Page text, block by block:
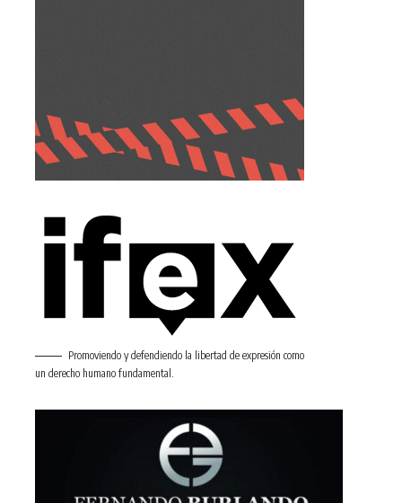
Promoviendo y defendiendo la libertad de expresión como
un derecho humano fundamental.